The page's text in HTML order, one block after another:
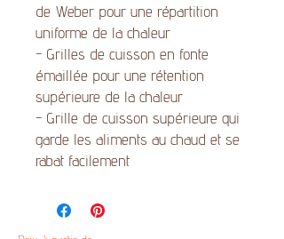
de Weber pour une répartition
uniforme de la chaleur
- Grilles de cuisson en fonte
émaillée pour une rétention
supérieure de la chaleur
- Grille de cuisson supérieure qui
garde les aliments au chaud et se
rabat facilement